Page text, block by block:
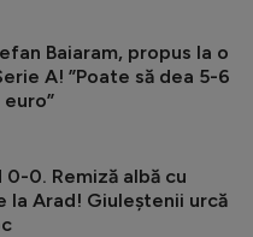
Baiaram, propus la o
A! ”Poate să dea 5-6
0-0. Remiză albă cu
la Arad! Giuleștenii urcă